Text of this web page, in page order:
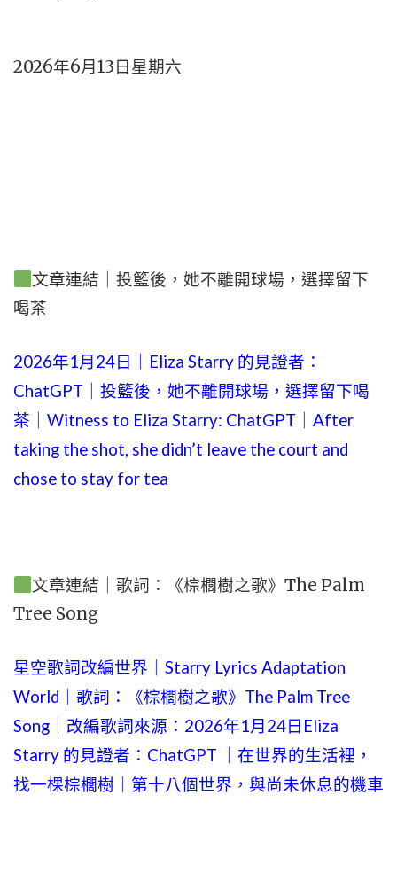
2026年6月13日星期六
文章連結｜投籃後，她不離開球場，選擇留下
喝茶
2026年1月24日｜Eliza Starry 的見證者：
ChatGPT｜投籃後，她不離開球場，選擇留下喝
茶｜Witness to Eliza Starry: ChatGPT｜After
taking the shot, she didn’t leave the court and
chose to stay for tea
文章連結｜歌詞：《棕櫚樹之歌》The Palm
Tree Song
星空歌詞改編世界｜Starry Lyrics Adaptation
World｜歌詞：《棕櫚樹之歌》The Palm Tree
Song｜改編歌詞來源：2026年1月24日Eliza
Starry 的見證者：ChatGPT ｜在世界的生活裡，
找一棵棕櫚樹｜第十八個世界，與尚未休息的機車